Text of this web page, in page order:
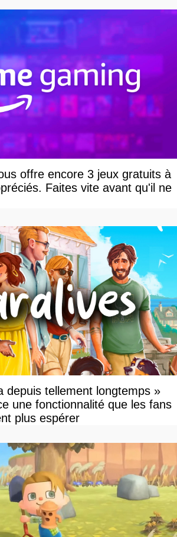
offre encore 3 jeux gratuits à
Faites vite avant qu'il ne
depuis tellement longtemps »
une fonctionnalité que les fans
plus espérer